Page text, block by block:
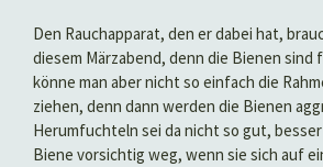
Den Rauchapparat, den er dabei hat,
diesem Märzabend, denn die Bienen sind
könne man aber nicht so einfach die
ziehen, denn dann werden die Bienen
Herumfuchteln sei da nicht so gut,
Biene vorsichtig weg, wenn sie sich auf